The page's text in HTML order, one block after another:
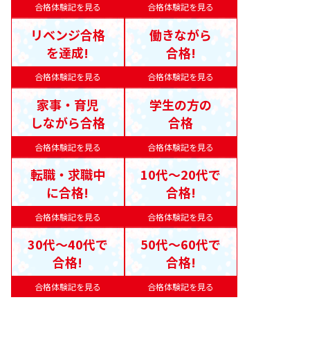
合格体験記を見る 合格体験記を見る
合格体験記を見る
リベンジ合格
を達成!
合格体験記を見る
働きながら
合格!
合格体験記を見る
家事・育児
しながら合格
合格体験記を見る
学生の方の
合格
合格体験記を見る
転職・求職中
に合格!
合格体験記を見る
10代〜20代で
合格!
合格体験記を見る
30代〜40代で
合格!
合格体験記を見る
50代〜60代で
合格!